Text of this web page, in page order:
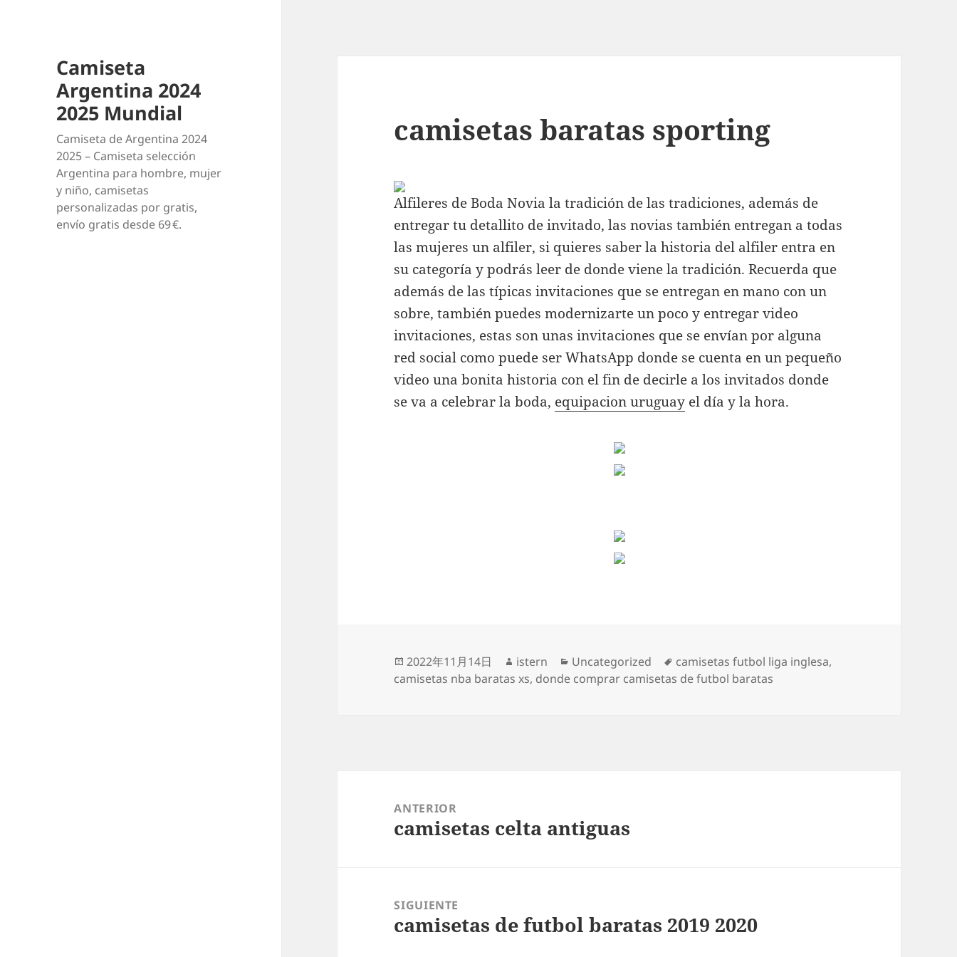
Camiseta
Argentina 2024
2025 Mundial
Camiseta de Argentina 2024
2025 – Camiseta selección
Argentina para hombre, mujer
y niño, camisetas
personalizadas por gratis,
envío gratis desde 69 €.
camisetas baratas sporting
Alfileres de Boda Novia la tradición de las tradiciones, además de
entregar tu detallito de invitado, las novias también entregan a todas
las mujeres un alfiler, si quieres saber la historia del alfiler entra en
su categoría y podrás leer de donde viene la tradición. Recuerda que
además de las típicas invitaciones que se entregan en mano con un
sobre, también puedes modernizarte un poco y entregar video
invitaciones, estas son unas invitaciones que se envían por alguna
red social como puede ser WhatsApp donde se cuenta en un pequeño
video una bonita historia con el fin de decirle a los invitados donde
se va a celebrar la boda, equipacion uruguay el día y la hora.
Publicado
el
2022年11月14日 Autor
istern Categorías
Uncategorized Etiquetas
camisetas futbol liga inglesa,
camisetas nba baratas xs, donde comprar camisetas de futbol baratas
entradas
ANTERIOR
Entrada
camisetas celta antiguas
SIGUIENTE
Entrada
camisetas de futbol baratas 2019 2020